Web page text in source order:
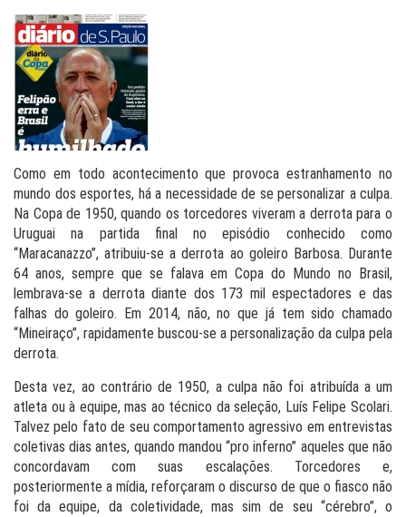
Como em todo acontecimento que provoca estranhamento no
mundo dos esportes, há a necessidade de se personalizar a culpa.
Na Copa de 1950, quando os torcedores viveram a derrota para o
Uruguai na partida final no episódio conhecido como
“Maracanazzo”, atribuiu-se a derrota ao goleiro Barbosa. Durante
64 anos, sempre que se falava em Copa do Mundo no Brasil,
lembrava-se a derrota diante dos 173 mil espectadores e das
falhas do goleiro. Em 2014, não, no que já tem sido chamado
“Mineiraço”, rapidamente buscou-se a personalização da culpa pela
derrota.
Desta vez, ao contrário de 1950, a culpa não foi atribuída a um
atleta ou à equipe, mas ao técnico da seleção, Luís Felipe Scolari.
Talvez pelo fato de seu comportamento agressivo em entrevistas
coletivas dias antes, quando mandou “pro inferno” aqueles que não
concordavam com suas escalações. Torcedores e,
posteriormente a mídia, reforçaram o discurso de que o fiasco não
foi da equipe, da coletividade, mas sim de seu “cérebro”, o